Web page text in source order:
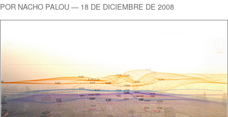
POR NACHO PALOU — 18 DE DICIEMBRE DE 2008